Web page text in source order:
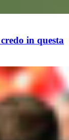
in questa